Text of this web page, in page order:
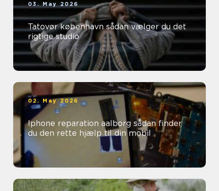
03. May 2026
Tatovør københavn sådan vælger du det
rigtige studio
02. May 2026
Iphone reparation aalborg sådan finder
du den rette hjælp til din mobil